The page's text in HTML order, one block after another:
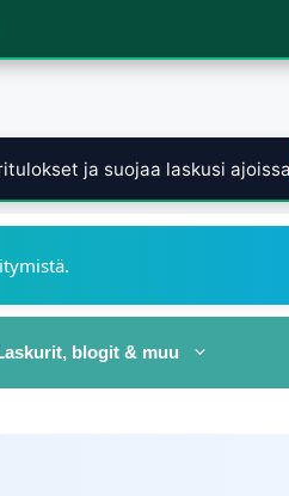
ja suojaa laskusi
blogit & muu